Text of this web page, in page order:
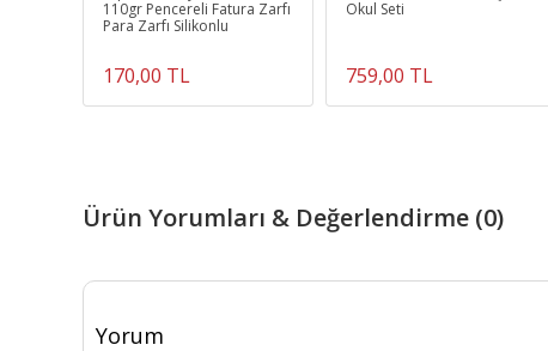
110gr Pencereli Fatura Zarfı
Para Zarfı Silikonlu
170,00 TL
Okul Seti
759,00 TL
Ürün Yorumları & Değerlendirme (0)
Yorum